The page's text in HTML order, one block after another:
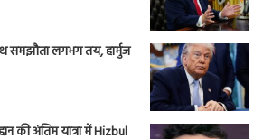
समझौता लगभग तय, हार्मुज
की अंतिम यात्रा में Hizbul